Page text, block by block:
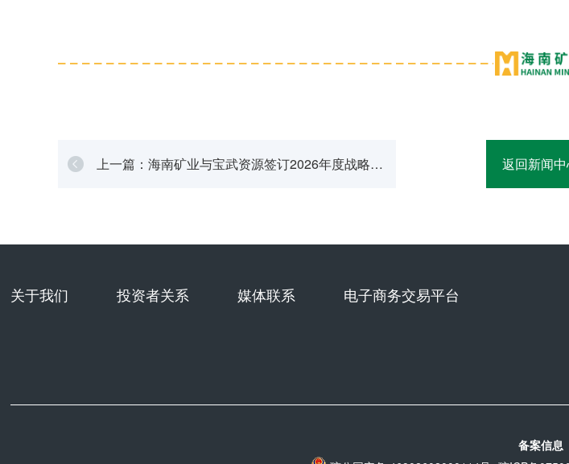
上一篇：海南矿业与宝武资源签订2026年度战略合 返回新闻
关于我们 投资者关系 媒体联系 电子商务交易平台
备案信息